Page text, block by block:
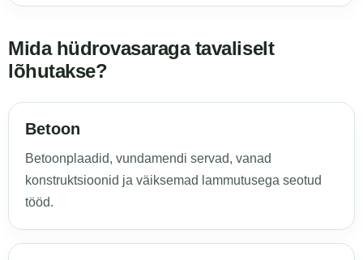
Mida hüdrovasaraga tavaliselt
lõhutakse?
Betoon
Betoonplaadid, vundamendi servad, vanad
konstruktsioonid ja väiksemad lammutusega seotud
tööd.